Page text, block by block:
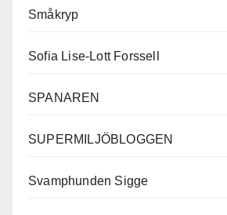
Småkryp
Sofia Lise-Lott Forssell
SPANAREN
SUPERMILJÖBLOGGEN
Svamphunden Sigge